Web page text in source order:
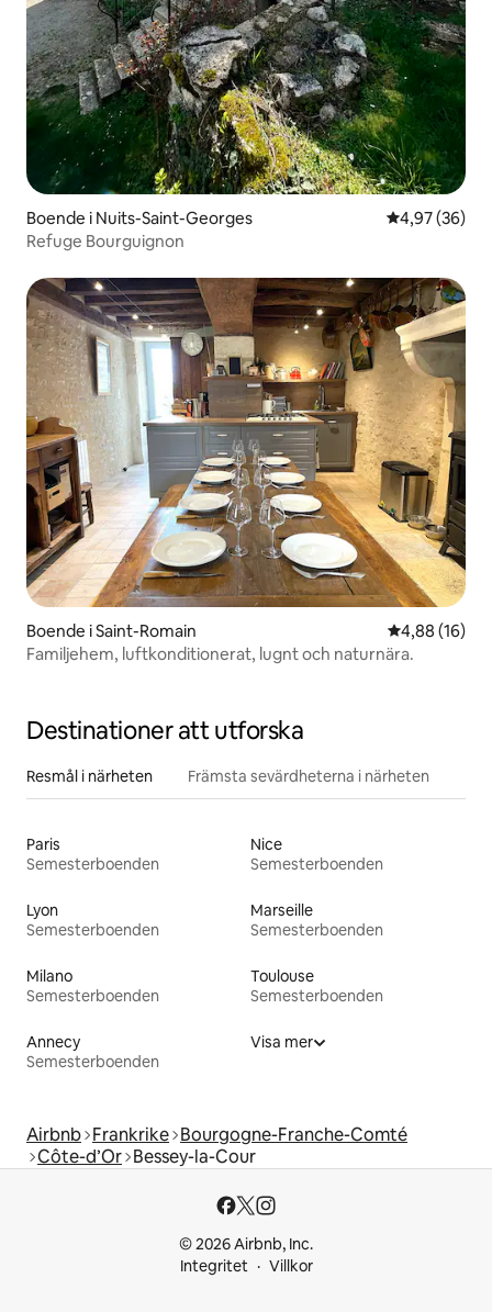
Boende i Nuits-Saint-Georges 4,97 av 5 i
4,97 (36)
Refuge Bourguignon
Boende i Saint-Romain 4,88 av 5 i
4,88 (16)
Familjehem, luftkonditionerat, lugnt och naturnära.
Destinationer att utforska
Resmål i närheten Främsta sevärdheterna i närheten
Paris
Semesterboenden
Nice
Semesterboenden
Lyon
Semesterboenden
Marseille
Semesterboenden
Milano
Semesterboenden
Toulouse
Semesterboenden
Annecy
Semesterboenden
Visa mer
Airbnb Frankrike Bourgogne-Franche-Comté
Côte-d’Or Bessey-la-Cour
© 2026 Airbnb, Inc.
Integritet
Villkor